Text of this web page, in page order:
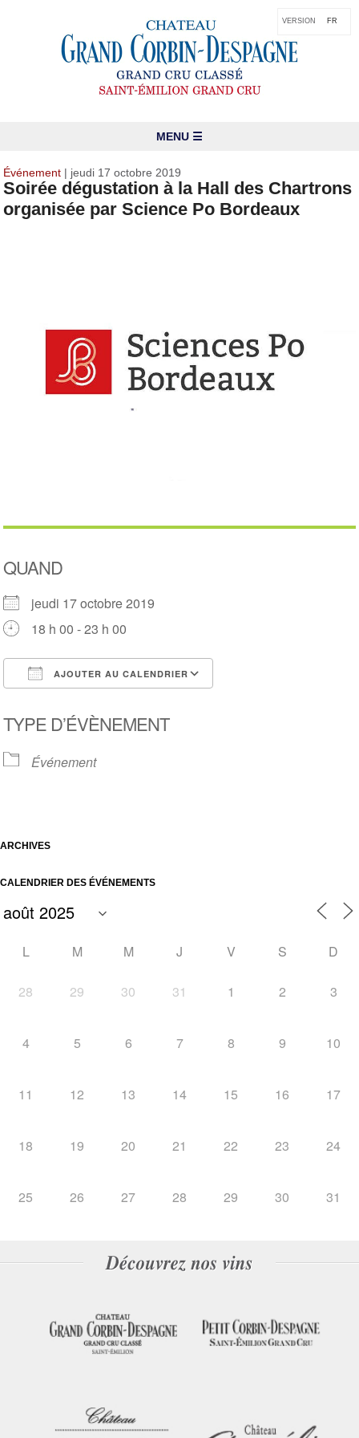
VERSION FR
MENU ☰
Événement | jeudi 17 octobre 2019
Soirée dégustation à la Hall des Chartrons
organisée par Science Po Bordeaux
QUAND
jeudi 17 octobre 2019
18 h 00 - 23 h 00
AJOUTER AU CALENDRIER
TYPE D’ÉVÈNEMENT
Événement
ARCHIVES
CALENDRIER DES ÉVÉNEMENTS
L M M J V S D
28 29 30 31 1 2 3
4 5 6 7 8 9 10
11 12 13 14 15 16 17
18 19 20 21 22 23 24
25 26 27 28 29 30 31